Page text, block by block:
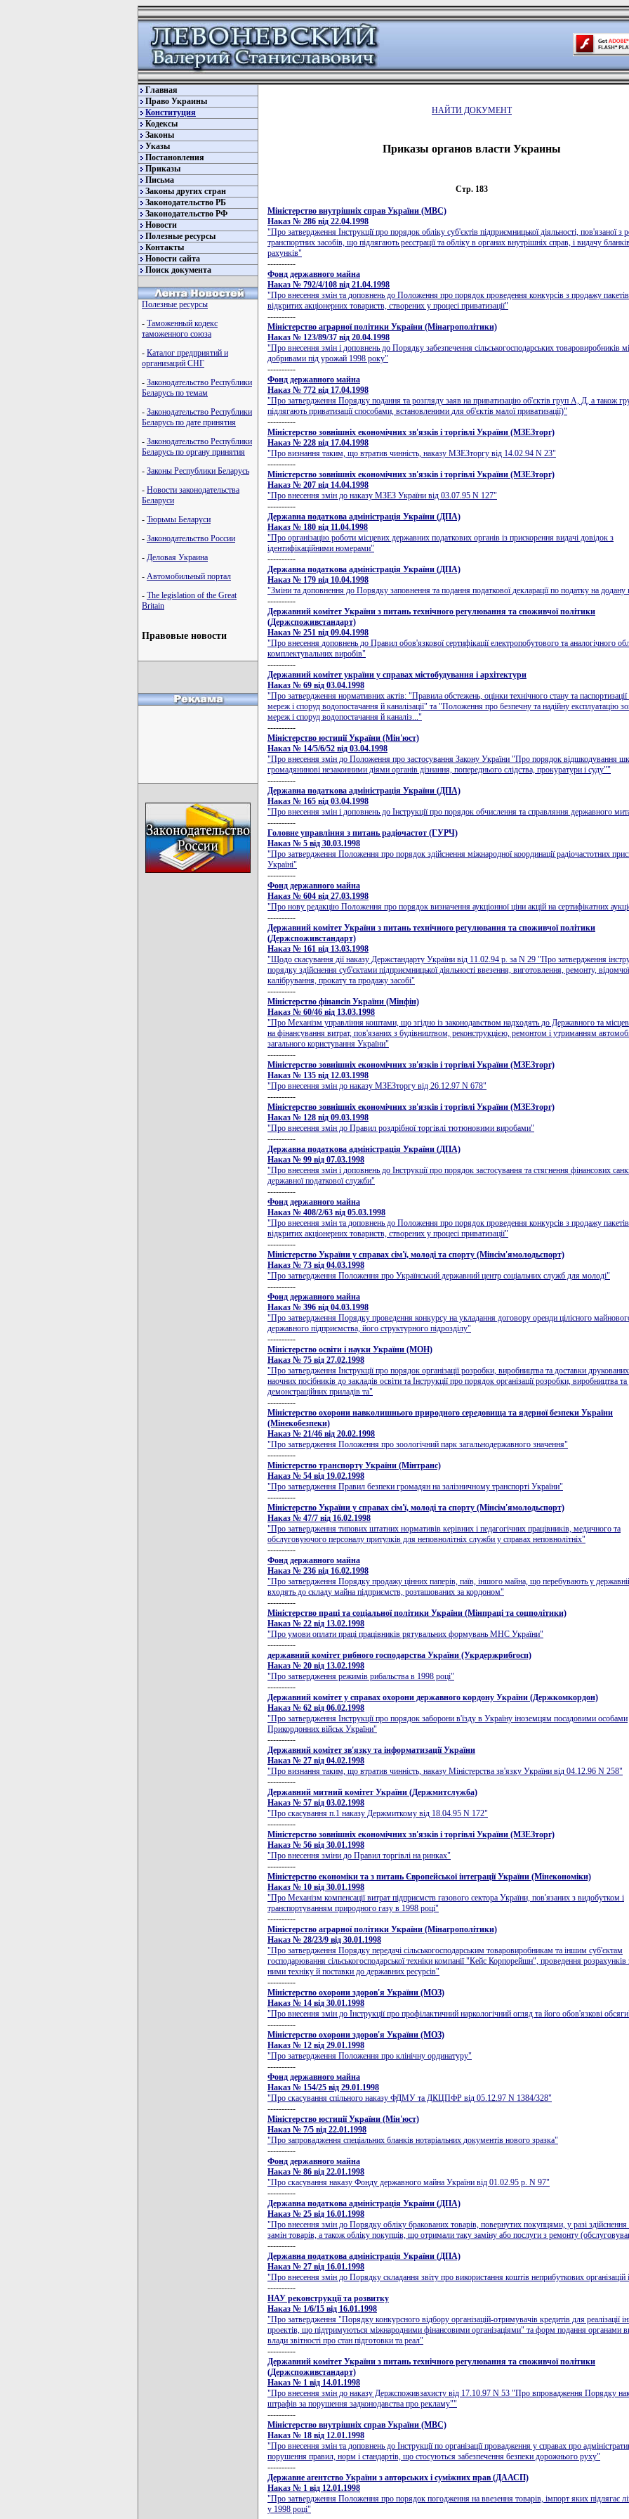
Главная
Право Украины
Конституция
Кодексы
Законы
Указы
Постановления
Приказы
Письма
Законы других стран
Законодательство РБ
Законодательство РФ
Новости
Полезные ресурсы
Контакты
Новости сайта
Поиск документа
Полезные ресурсы
- Таможенный кодекс
таможенного союза
- Каталог предприятий и
организаций СНГ
- Законодательство Республики
Беларусь по темам
- Законодательство Республики
Беларусь по дате принятия
- Законодательство Республики
Беларусь по органу принятия
- Законы Республики Беларусь
- Новости законодательства
Беларуси
- Тюрьмы Беларуси
- Законодательство России
- Деловая Украина
- Автомобильный портал
- The legislation of the Great
Britain
Правовые новости
НАЙТИ ДОКУМЕНТ
Приказы органов власти Украины
Стр. 183
Мiнiстерство внутрiшнiх справ України (МВС)
Наказ № 286 від 22.04.1998
"Про затвердження Інструкції про порядок обліку суб'єктів підприємницької діяльності, пов'язаної з
транспортних засобів, що підлягають реєстрації та обліку в органах внутрішніх справ, і видачу
рахунків"
----------
Фонд державного майна
Наказ № 792/4/108 від 21.04.1998
"Про внесення змін та доповнень до Положення про порядок проведення конкурсів з продажу пакетів
відкритих акціонерних товариств, створених у процесі приватизації"
----------
Міністерство аграрної політики України (Мінагрополітики)
Наказ № 123/89/37 від 20.04.1998
"Про внесення змін і доповнень до Порядку забезпечення сільськогосподарських товаровиробників
добривами під урожай 1998 року"
----------
Фонд державного майна
Наказ № 772 від 17.04.1998
"Про затвердження Порядку подання та розгляду заяв на приватизацію об'єктів груп А, Д, а також
підлягають приватизації способами, встановленими для об'єктів малої приватизації)"
----------
Міністерство зовнішніх економічних зв'язків і торгівлі України (МЗЕЗторг)
Наказ № 228 від 17.04.1998
"Про визнання таким, що втратив чинність, наказу МЗЕЗторгу від 14.02.94 N 23"
----------
Міністерство зовнішніх економічних зв'язків і торгівлі України (МЗЕЗторг)
Наказ № 207 від 14.04.1998
"Про внесення змін до наказу МЗЕЗ України від 03.07.95 N 127"
----------
Державна податкова адміністрація України (ДПА)
Наказ № 180 від 11.04.1998
"Про організацію роботи місцевих державних податкових органів із прискорення видачі довідок з
ідентифікаційними номерами"
----------
Державна податкова адміністрація України (ДПА)
Наказ № 179 від 10.04.1998
"Зміни та доповнення до Порядку заповнення та подання податкової декларації по податку на додану
----------
Державний комітет України з питань технічного регулювання та споживчої політики
(Держспоживстандарт)
Наказ № 251 від 09.04.1998
"Про внесення доповнень до Правил обов'язкової сертифікації електропобутового та аналогічного
комплектувальних виробів"
----------
Державний комітет україни у справах містобудування і архітектури
Наказ № 69 від 03.04.1998
"Про затвердження нормативних актів: "Правила обстежень, оцінки технічного стану та паспортизації
мереж і споруд водопостачання й каналізації" та "Положення про безпечну та надійну експлуатацію
мереж і споруд водопостачання й каналіз..."
----------
Міністерство юстиції України (Мін'юст)
Наказ № 14/5/6/52 від 03.04.1998
"Про внесення змін до Положення про застосування Закону України "Про порядок відшкодування
громадянинові незаконними діями органів дізнання, попереднього слідства, прокуратури і суду""
----------
Державна податкова адміністрація України (ДПА)
Наказ № 165 від 03.04.1998
"Про внесення змін і доповнень до Інструкції про порядок обчислення та справляння державного
----------
Головне управління з питань радіочастот (ГУРЧ)
Наказ № 5 від 30.03.1998
"Про затвердження Положення про порядок здійснення міжнародної координації радіочастотних
Україні"
----------
Фонд державного майна
Наказ № 604 від 27.03.1998
"Про нову редакцію Положення про порядок визначення аукціонної ціни акцій на сертифікатних
----------
Державний комітет України з питань технічного регулювання та споживчої політики
(Держспоживстандарт)
Наказ № 161 від 13.03.1998
"Щодо скасування дії наказу Держстандарту України від 11.02.94 р. за N 29 "Про затвердження
порядку здійснення суб'єктами підприємницької діяльності ввезення, виготовлення, ремонту,
калібрування, прокату та продажу засобі"
----------
Міністерство фінансів України (Мінфін)
Наказ № 60/46 від 13.03.1998
"Про Механізм управління коштами, що згідно із законодавством надходять до Державного та
на фінансування витрат, пов'язаних з будівництвом, реконструкцією, ремонтом і утриманням
загального користування України"
----------
Міністерство зовнішніх економічних зв'язків і торгівлі України (МЗЕЗторг)
Наказ № 135 від 12.03.1998
"Про внесення змін до наказу МЗЕЗторгу від 26.12.97 N 678"
----------
Міністерство зовнішніх економічних зв'язків і торгівлі України (МЗЕЗторг)
Наказ № 128 від 09.03.1998
"Про внесення змін до Правил роздрібної торгівлі тютюновими виробами"
----------
Державна податкова адміністрація України (ДПА)
Наказ № 99 від 07.03.1998
"Про внесення змін і доповнень до Інструкції про порядок застосування та стягнення фінансових
державної податкової служби"
----------
Фонд державного майна
Наказ № 408/2/63 від 05.03.1998
"Про внесення змін та доповнень до Положення про порядок проведення конкурсів з продажу пакетів
відкритих акціонерних товариств, створених у процесі приватизації"
----------
Міністерство України у справах сім'ї, молоді та спорту (Мінсім'ямолодьспорт)
Наказ № 73 від 04.03.1998
"Про затвердження Положення про Український державний центр соціальних служб для молоді"
----------
Фонд державного майна
Наказ № 396 від 04.03.1998
"Про затвердження Порядку проведення конкурсу на укладання договору оренди цілісного
державного підприємства, його структурного підрозділу"
----------
Міністерство освіти і науки України (МОН)
Наказ № 75 від 27.02.1998
"Про затвердження Інструкції про порядок організації розробки, виробництва та доставки
наочних посібників до закладів освіти та Інструкції про порядок організації розробки, виробництва
демонстраційних приладів та"
----------
Міністерство охорони навколишнього природного середовища та ядерної безпеки України
(Мінекобезпеки)
Наказ № 21/46 від 20.02.1998
"Про затвердження Положення про зоологічний парк загальнодержавного значення"
----------
Міністерство транспорту України (Мінтранс)
Наказ № 54 від 19.02.1998
"Про затвердження Правил безпеки громадян на залізничному транспорті України"
----------
Міністерство України у справах сім'ї, молоді та спорту (Мінсім'ямолодьспорт)
Наказ № 47/7 від 16.02.1998
"Про затвердження типових штатних нормативів керівних і педагогічних працівників, медичного та
обслуговуючого персоналу притулків для неповнолітніх служби у справах неповнолітніх"
----------
Фонд державного майна
Наказ № 236 від 16.02.1998
"Про затвердження Порядку продажу цінних паперів, паїв, іншого майна, що перебувають у державній
входять до складу майна підприємств, розташованих за кордоном"
----------
Міністерство праці та соціальної політики України (Мінпраці та соцполітики)
Наказ № 22 від 13.02.1998
"Про умови оплати праці працівників рятувальних формувань МНС України"
----------
державний комітет рибного господарства України (Укрдержрибгосп)
Наказ № 20 від 13.02.1998
"Про затвердження режимів рибальства в 1998 році"
----------
Державний комітет у справах охорони державного кордону України (Держкомкордон)
Наказ № 62 від 06.02.1998
"Про затвердження Інструкції про порядок заборони в'їзду в Україну іноземцям посадовими особами
Прикордонних військ України"
----------
Державний комітет зв'язку та інформатизації України
Наказ № 27 від 04.02.1998
"Про визнання таким, що втратив чинність, наказу Міністерства зв'язку України від 04.12.96 N 258"
----------
Державний митний комітет України (Держмитслужба)
Наказ № 57 від 03.02.1998
"Про скасування п.1 наказу Держмиткому від 18.04.95 N 172"
----------
Міністерство зовнішніх економічних зв'язків і торгівлі України (МЗЕЗторг)
Наказ № 56 від 30.01.1998
"Про внесення зміни до Правил торгівлі на ринках"
----------
Міністерство економіки та з питань Європейської інтеграції України (Мінекономіки)
Наказ № 10 від 30.01.1998
"Про Механізм компенсації витрат підприємств газового сектора України, пов'язаних з видобутком і
транспортуванням природного газу в 1998 році"
----------
Міністерство аграрної політики України (Мінагрополітики)
Наказ № 28/23/9 від 30.01.1998
"Про затвердження Порядку передачі сільськогосподарським товаровиробникам та іншим суб'єктам
господарювання сільськогосподарської техніки компанії "Кейс Корпорейшн", проведення
ними техніку й поставки до державних ресурсів"
----------
Міністерство охорони здоров'я України (МОЗ)
Наказ № 14 від 30.01.1998
"Про внесення змін до Інструкції про профілактичний наркологічний огляд та його обов'язкові
----------
Міністерство охорони здоров'я України (МОЗ)
Наказ № 12 від 29.01.1998
"Про затвердження Положення про клінічну ординатуру"
----------
Фонд державного майна
Наказ № 154/25 від 29.01.1998
"Про скасування спільного наказу ФДМУ та ДКЦПФР від 05.12.97 N 1384/328"
----------
Міністерство юстиції України (Мін'юст)
Наказ № 7/5 від 22.01.1998
"Про запровадження спеціальних бланків нотаріальних документів нового зразка"
----------
Фонд державного майна
Наказ № 86 від 22.01.1998
"Про скасування наказу Фонду державного майна України від 01.02.95 р. N 97"
----------
Державна податкова адміністрація України (ДПА)
Наказ № 25 від 16.01.1998
"Про внесення змін до Порядку обліку бракованих товарів, повернутих покупцями, у разі здійснення
замін товарів, а також обліку покупців, що отримали таку заміну або послуги з ремонту
----------
Державна податкова адміністрація України (ДПА)
Наказ № 27 від 16.01.1998
"Про внесення змін до Порядку складання звіту про використання коштів неприбуткових організацій
----------
НАУ реконструкції та розвитку
Наказ № 1/6/15 від 16.01.1998
"Про затвердження "Порядку конкурсного відбору організацій-отримувачів кредитів для реалізації
проектів, що підтримуються міжнародними фінансовими організаціями" та форм подання органами
влади звітності про стан підготовки та реал"
----------
Державний комітет України з питань технічного регулювання та споживчої політики
(Держспоживстандарт)
Наказ № 1 від 14.01.1998
"Про внесення змін до наказу Держспоживзахисту від 17.10.97 N 53 "Про впровадження Порядку
штрафів за порушення задконодавства про рекламу""
----------
Мiнiстерство внутрiшнiх справ України (МВС)
Наказ № 18 від 12.01.1998
"Про внесення змін та доповнень до Інструкції по організації провадження у справах про
порушення правил, норм і стандартів, що стосуються забезпечення безпеки дорожнього руху"
----------
Державне агентство України з авторських і суміжних прав (ДААСП)
Наказ № 1 від 12.01.1998
"Про затвердження Положення про порядок погодження на ввезення товарів, імпорт яких підлягає
у 1998 році"